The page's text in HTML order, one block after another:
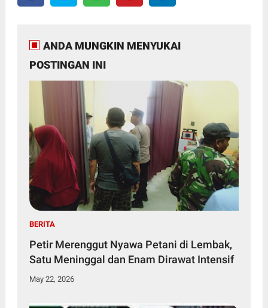
ANDA MUNGKIN MENYUKAI
POSTINGAN INI
BERITA
Petir Merenggut Nyawa Petani di Lembak,
Satu Meninggal dan Enam Dirawat Intensif
May 22, 2026